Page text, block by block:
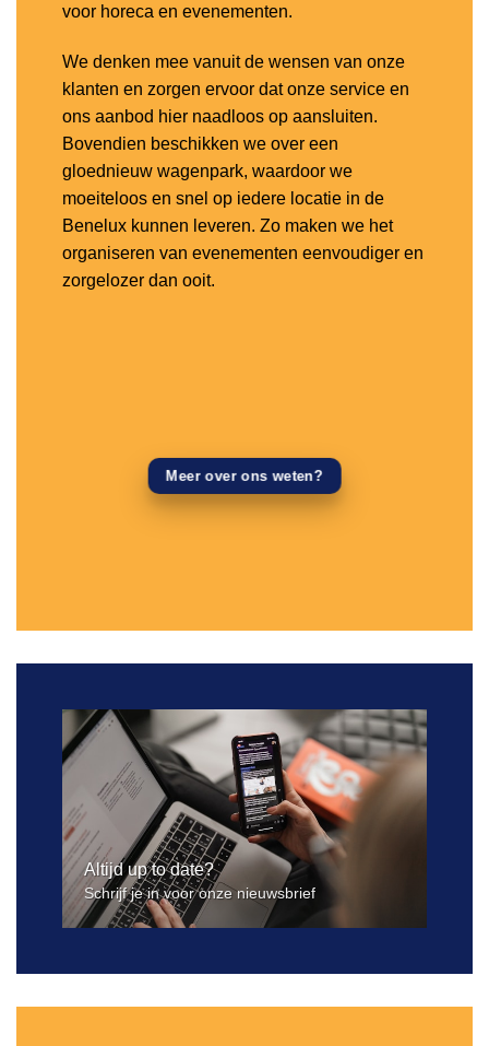
voor horeca en evenementen.
We denken mee vanuit de wensen van onze
klanten en zorgen ervoor dat onze service en
ons aanbod hier naadloos op aansluiten.
Bovendien beschikken we over een
gloednieuw wagenpark, waardoor we
moeiteloos en snel op iedere locatie in de
Benelux kunnen leveren. Zo maken we het
organiseren van evenementen eenvoudiger en
zorgelozer dan ooit.
Meer over ons weten?
Altijd up to date?
Schrijf je in voor onze nieuwsbrief